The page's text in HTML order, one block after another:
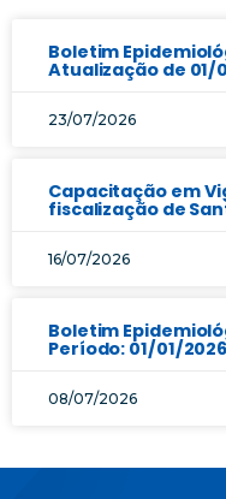
Boletim
Atualização de 01/
23/07/2026
Capacitação em
fiscalização de
16/07/2026
Boletim
Período: 01/01/
08/07/2026